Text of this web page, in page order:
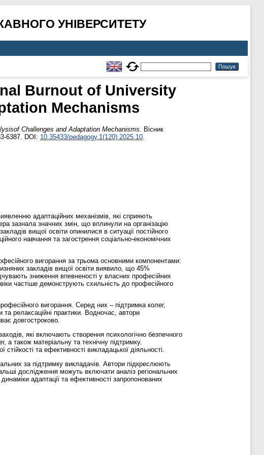
УНІВЕРСИТЕТУ
Burnout of University
Mechanisms
Challenges and Adaptation Mechanisms. Вісник
6387. DOI: 10.35433/pedagogy.1(120).2025.10.
адаптаційних механізмів, які сприяють
зазнала значних змін, що вплинули на організацію
вищої освіти опинилися в ситуації постійного
навчання та загострення соціально-економічних
вигорання за трьома основними компонентами:
закладів вищої освіти виявило, що 45%
зниження впевненості у власних професійних
частіше демонструють схильність до професійного
вигорання. Серед них – підтримка колег,
релаксаційні практики. Водночас, автори
довгостроково.
які включають створення психологічно безпечного
а також матеріальну та технічну підтримку.
та ефективності викладацької діяльності.
за підтримку викладачів. Автори підкреслюють
дослідження можуть включати аналіз регіональних
адаптації та ефективності запропонованих